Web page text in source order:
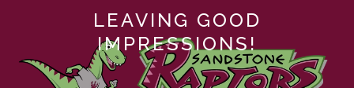
LEAVING GOOD
IMPRESSIONS!